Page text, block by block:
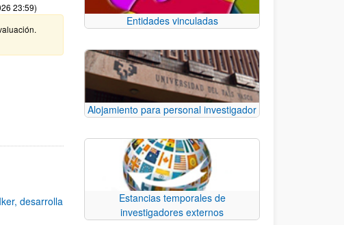
23:59)
TAB para desplazarse.
desarrolla
Entidades vinculadas
Alojamiento para personal investigador
Estancias temporales de
investigadores externos